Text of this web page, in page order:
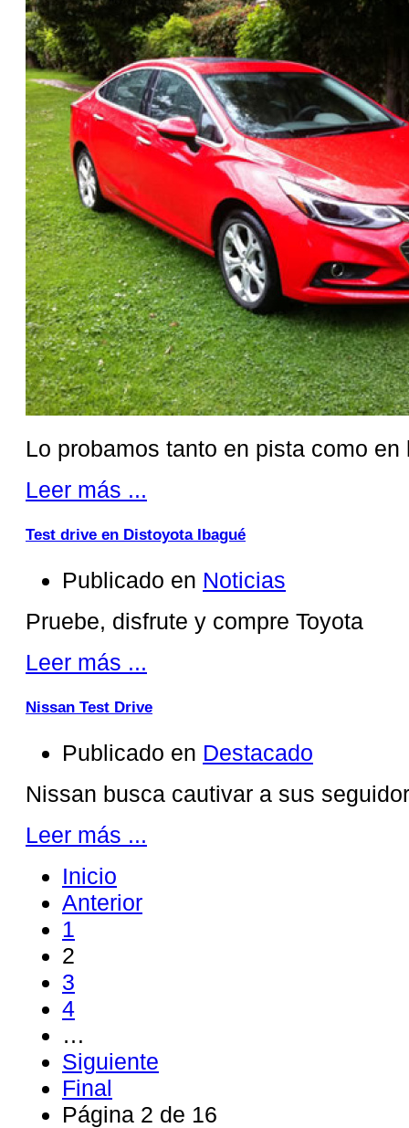
Lo probamos tanto en pista como en
Leer más ...
Test drive en Distoyota Ibagué
Publicado en Noticias
Pruebe, disfrute y compre Toyota
Leer más ...
Nissan Test Drive
Publicado en Destacado
Nissan busca cautivar a sus
Leer más ...
Inicio
Anterior
1
2
3
4
…
Siguiente
Final
Página 2 de 16